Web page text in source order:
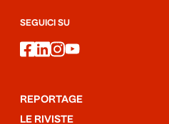
SEGUICI SU
facebook
linkedin
instagram
youtube
REPORTAGE
LE RIVISTE